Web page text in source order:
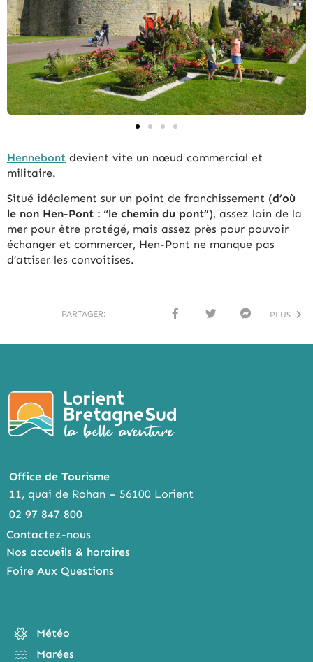
Hennebont devient vite un nœud commercial et
militaire.
Situé idéalement sur un point de franchissement (d’où
le non Hen-Pont : “le chemin du pont”), assez loin de la
mer pour être protégé, mais assez près pour pouvoir
échanger et commercer, Hen-Pont ne manque pas
d’attiser les convoitises.
PARTAGER:
BOO
TTER
ENG
PLUS
Office de Tourisme
11, quai de Rohan – 56100 Lorient
02 97 847 800
Contactez-nous
Nos accueils & horaires
Foire Aux Questions
Météo
Marées